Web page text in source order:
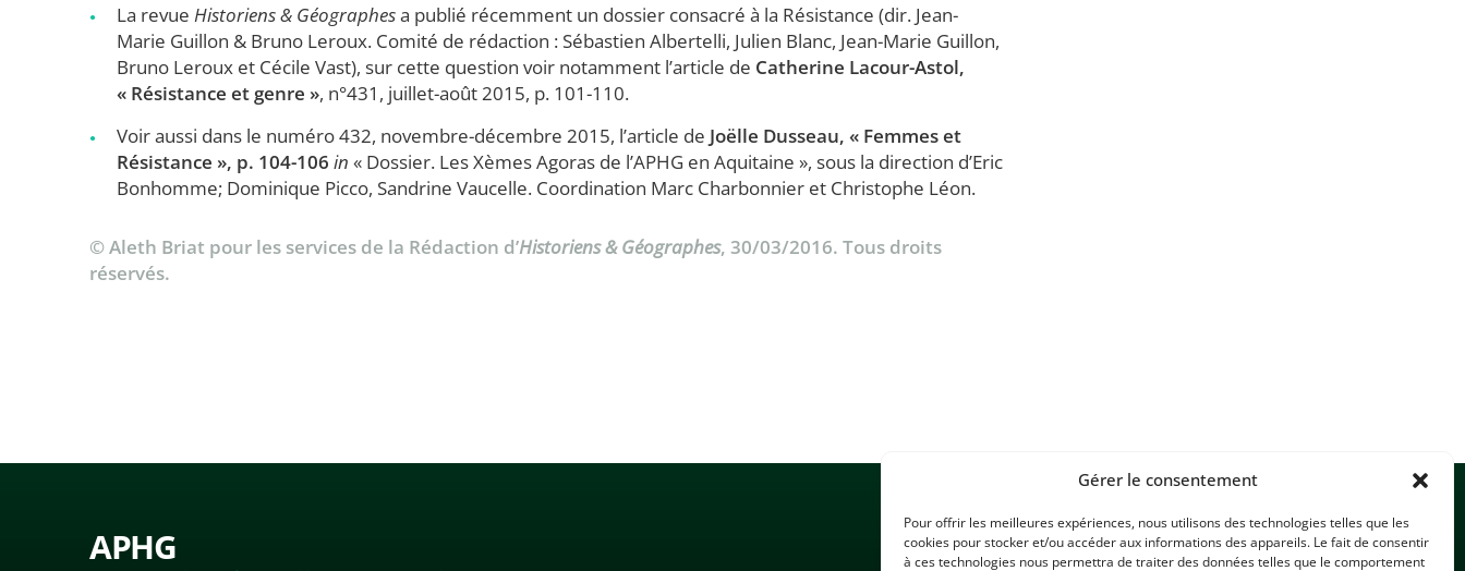
Gérer le consentement
Pour offrir les meilleures expériences, nous utilisons des technologies telles que les
cookies pour stocker et/ou accéder aux informations des appareils. Le fait de consentir
à ces technologies nous permettra de traiter des données telles que le comportement
La revue Historiens & Géographesa publié récemment un dossier consacré à la Résistance (dir. Jean-
Marie Guillon & Bruno Leroux. Comité de rédaction : Sébastien Albertelli, Julien Blanc, Jean-Marie Guillon,
Bruno Leroux et Cécile Vast), sur cette question voir notamment l’article de Catherine Lacour-Astol,
« Résistance et genre », n°431, juillet-août 2015, p. 101-110.
Voir aussi dans le numéro 432, novembre-décembre 2015, l’article de Joëlle Dusseau, « Femmes et
Résistance », p. 104-106 in « Dossier. Les Xèmes Agoras de l’APHG en Aquitaine », sous la direction d’Eric
Bonhomme; Dominique Picco, Sandrine Vaucelle. Coordination Marc Charbonnier et Christophe Léon.
© Aleth Briat pour les services de la Rédaction d’Historiens & Géographes, 30/03/2016. Tous droits
réservés.
APHG